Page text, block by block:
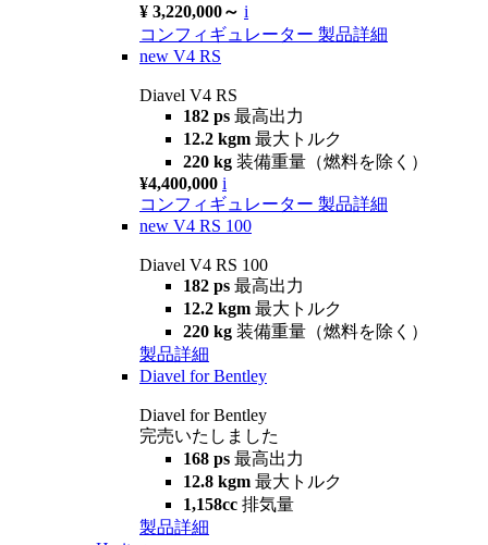
¥ 3,220,000～ i
コンフィギュレーター 製品詳細
new V4 RS
Diavel V4 RS
182 ps 最高出力
12.2 kgm 最大トルク
220 kg 装備重量（燃料を除く）
¥4,400,000 i
コンフィギュレーター 製品詳細
new V4 RS 100
Diavel V4 RS 100
182 ps 最高出力
12.2 kgm 最大トルク
220 kg 装備重量（燃料を除く）
製品詳細
Diavel for Bentley
Diavel for Bentley
完売いたしました
168 ps 最高出力
12.8 kgm 最大トルク
1,158cc 排気量
製品詳細